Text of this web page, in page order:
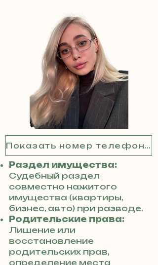
Показать номер телефона
Раздел имущества:
Судебный раздел
совместно нажитого
имущества (квартиры,
бизнес, авто) при разводе.
Родительские права:
Лишение или
восстановление
родительских прав,
определение места